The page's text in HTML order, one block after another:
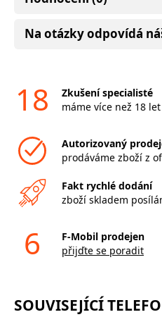
Na otázky odpovídá
18
Zkušení specialisté
máme více než 18
Autorizovaný
prodáváme zboží z
Fakt rychlé dodání
zboží skladem
6
F-Mobil prodejen
přijďte se poradit
SOUVISEJÍCÍ